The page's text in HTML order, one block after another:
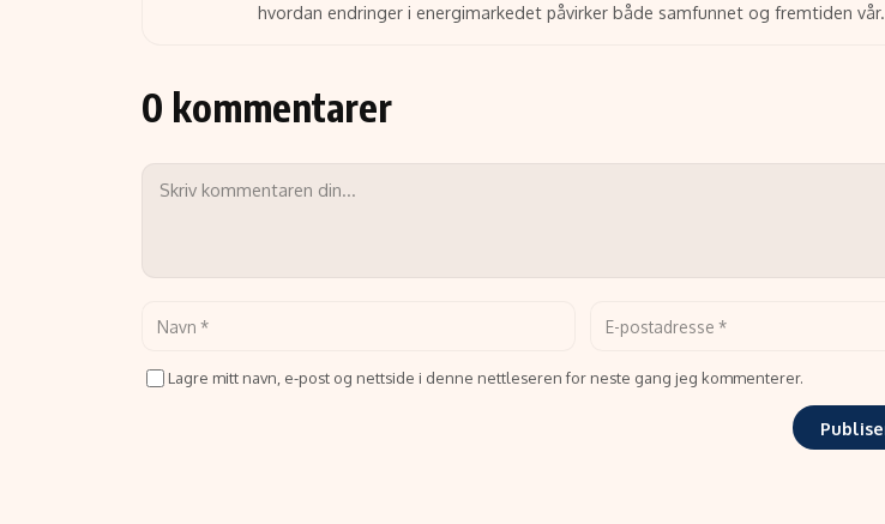
hvordan endringer i energimarkedet påvirker både samfunnet og fremtiden vår.
0 kommentarer
Lagre mitt navn, e-post og nettside i denne nettleseren for neste gang jeg kommenterer.